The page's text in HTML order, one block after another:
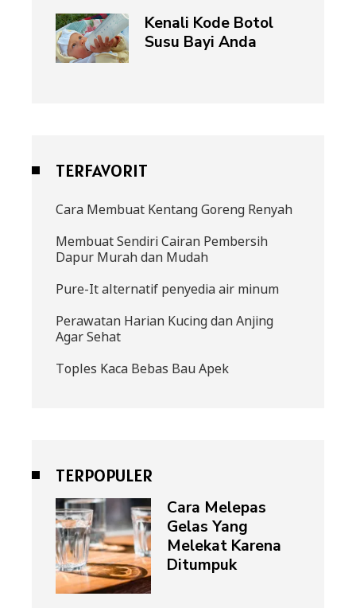
Kenali Kode Botol
Susu Bayi Anda
TERFAVORIT
Cara Membuat Kentang Goreng Renyah
Membuat Sendiri Cairan Pembersih
Dapur Murah dan Mudah
Pure-It alternatif penyedia air minum
Perawatan Harian Kucing dan Anjing
Agar Sehat
Toples Kaca Bebas Bau Apek
TERPOPULER
Cara Melepas
Gelas Yang
Melekat Karena
Ditumpuk